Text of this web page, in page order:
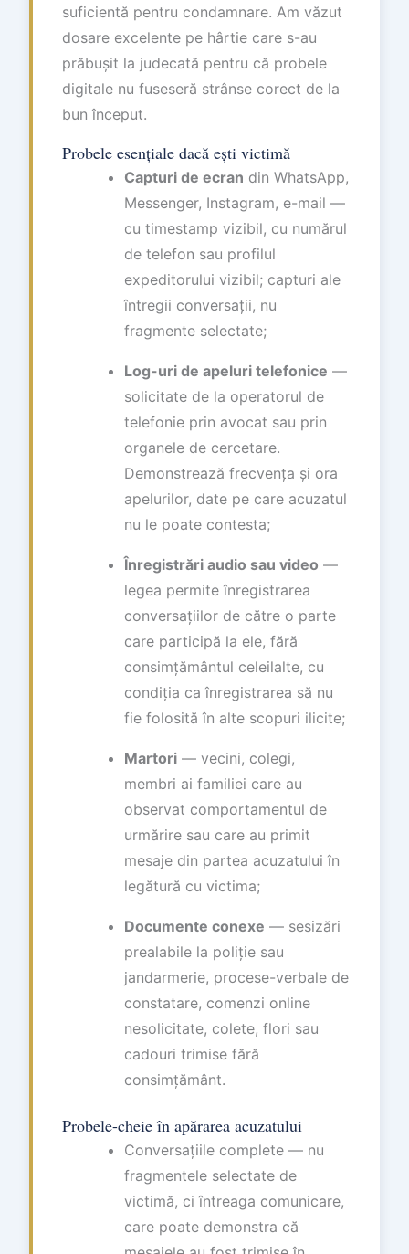
suficientă pentru condamnare. Am văzut
dosare excelente pe hârtie care s-au
prăbușit la judecată pentru că probele
digitale nu fuseseră strânse corect de la
bun început.
Probele esențiale dacă ești victimă
Capturi de ecran din WhatsApp,
Messenger, Instagram, e-mail —
cu timestamp vizibil, cu numărul
de telefon sau profilul
expeditorului vizibil; capturi ale
întregii conversații, nu
fragmente selectate;
Log-uri de apeluri telefonice —
solicitate de la operatorul de
telefonie prin avocat sau prin
organele de cercetare.
Demonstrează frecvența și ora
apelurilor, date pe care acuzatul
nu le poate contesta;
Înregistrări audio sau video —
legea permite înregistrarea
conversațiilor de către o parte
care participă la ele, fără
consimțământul celeilalte, cu
condiția ca înregistrarea să nu
fie folosită în alte scopuri ilicite;
Martori — vecini, colegi,
membri ai familiei care au
observat comportamentul de
urmărire sau care au primit
mesaje din partea acuzatului în
legătură cu victima;
Documente conexe — sesizări
prealabile la poliție sau
jandarmerie, procese-verbale de
constatare, comenzi online
nesolicitate, colete, flori sau
cadouri trimise fără
consimțământ.
Probele-cheie în apărarea acuzatului
Conversațiile complete — nu
fragmentele selectate de
victimă, ci întreaga comunicare,
care poate demonstra că